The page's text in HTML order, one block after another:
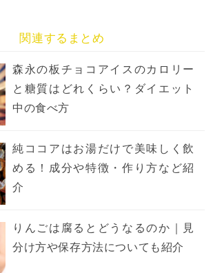
関連するまとめ
森永の板チョコアイスのカロリー
と糖質はどれくらい？ダイエット
中の食べ方
純ココアはお湯だけで美味しく飲
める！成分や特徴・作り方など紹
介
りんごは腐るとどうなるのか｜見
分け方や保存方法についても紹介